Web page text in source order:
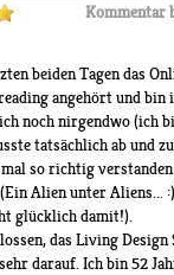
Kommentar
beiden Tagen das
angehört und bin
noch nirgendwo (ich
tatsächlich ab und
so richtig
Alien unter Aliens...
glücklich damit!).
das Living
darauf. Ich bin 52